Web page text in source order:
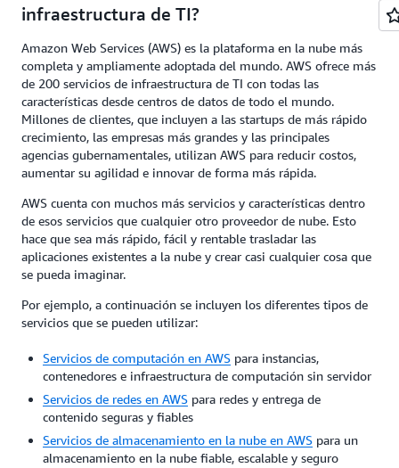
infraestructura de TI?
Amazon Web Services (AWS) es la plataforma en la nube más
completa y ampliamente adoptada del mundo. AWS ofrece más
de 200 servicios de infraestructura de TI con todas las
características desde centros de datos de todo el mundo.
Millones de clientes, que incluyen a las startups de más rápido
crecimiento, las empresas más grandes y las principales
agencias gubernamentales, utilizan AWS para reducir costos,
aumentar su agilidad e innovar de forma más rápida.
AWS cuenta con muchos más servicios y características dentro
de esos servicios que cualquier otro proveedor de nube. Esto
hace que sea más rápido, fácil y rentable trasladar las
aplicaciones existentes a la nube y crear casi cualquier cosa que
se pueda imaginar.
Por ejemplo, a continuación se incluyen los diferentes tipos de
servicios que se pueden utilizar:
Servicios de computación en AWS para instancias,
contenedores e infraestructura de computación sin servidor
Servicios de redes en AWS para redes y entrega de
contenido seguras y fiables
Servicios de almacenamiento en la nube en AWS para un
almacenamiento en la nube fiable, escalable y seguro